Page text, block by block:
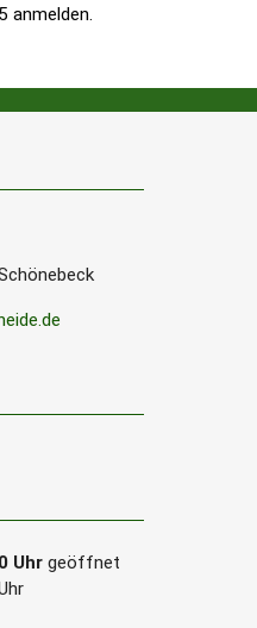
anmelden.
Uhr geöffnet